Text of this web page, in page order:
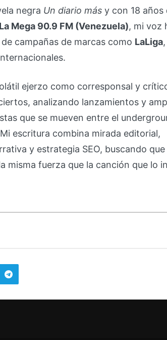
negra Un diario másy con 18 años
La Mega 90.9 FM (Venezuela), mi voz
campañas de marcas como LaLiga,
ejerzo como corresponsal y
analizando lanzamientos y
que se mueven entre el
escritura combina mirada editorial,
y estrategia SEO, buscando que
misma fuerza que la canción que lo